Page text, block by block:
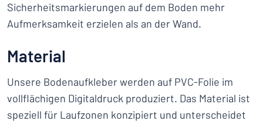
Sicherheitsmarkierungen auf dem Boden mehr
Aufmerksamkeit erzielen als an der Wand.
Material
Unsere Bodenaufkleber werden auf PVC-Folie im
vollflächigen Digitaldruck produziert. Das Material ist
speziell für Laufzonen konzipiert und unterscheidet